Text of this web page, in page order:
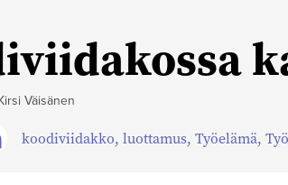
Väisänen
koodiviidakko, luottamus, Työelämä,